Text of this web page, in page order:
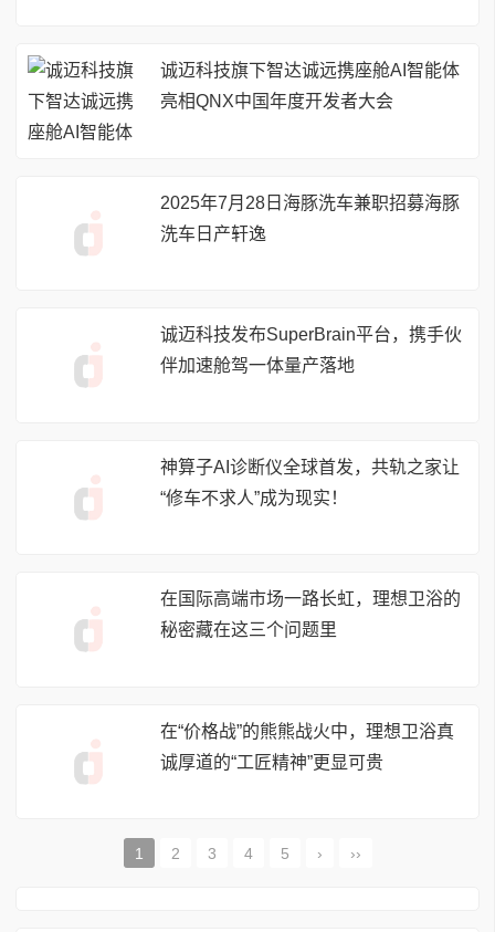
诚迈科技旗下智达诚远携座舱AI智能体
亮相QNX中国年度开发者大会
2025年7月28日海豚洗车兼职招募海豚
洗车日产轩逸
诚迈科技发布SuperBrain平台，携手伙
伴加速舱驾一体量产落地
神算子AI诊断仪全球首发，共轨之家让
“修车不求人”成为现实！
在国际高端市场一路长虹，理想卫浴的
秘密藏在这三个问题里
在“价格战”的熊熊战火中，理想卫浴真
诚厚道的“工匠精神”更显可贵
1 2 3 4 5 › ››